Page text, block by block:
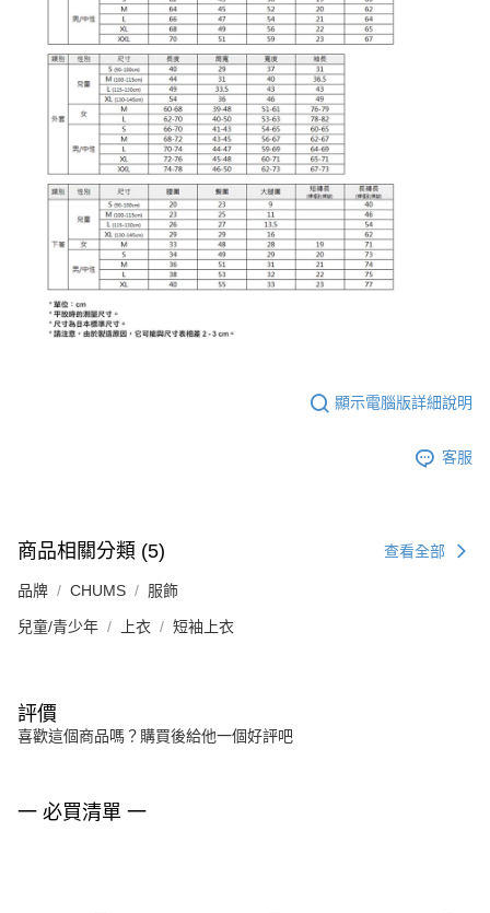
顯示電腦版詳細說明
客服
商品相關分類 (5) 查看全部
品牌 CHUMS 服飾
兒童/青少年 上衣 短袖上衣
評價
喜歡這個商品嗎？購買後給他一個好評吧
一 必買清單 一